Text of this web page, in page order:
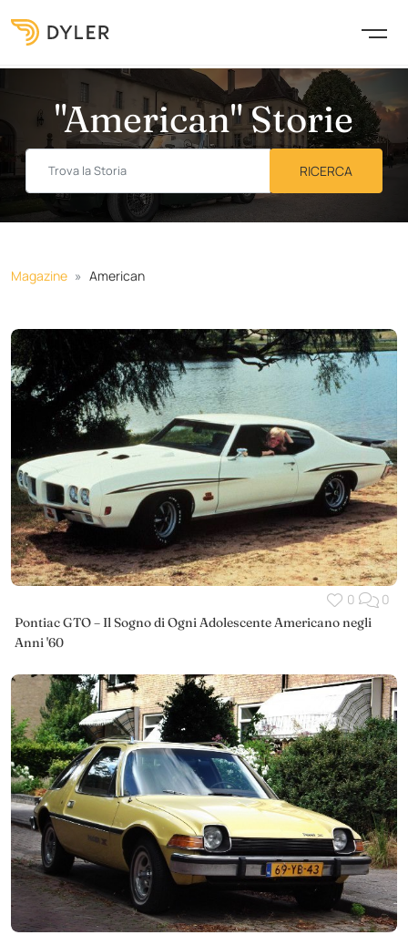
"American" Storie
Magazine American
0 0
Pontiac GTO – Il Sogno di Ogni Adolescente Americano negli
Anni '60